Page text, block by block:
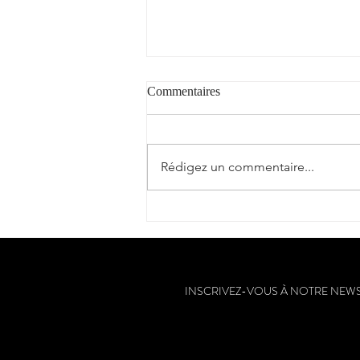
Commentaires
Rédigez un commentaire...
INSCRIVEZ-VOUS À NOTRE